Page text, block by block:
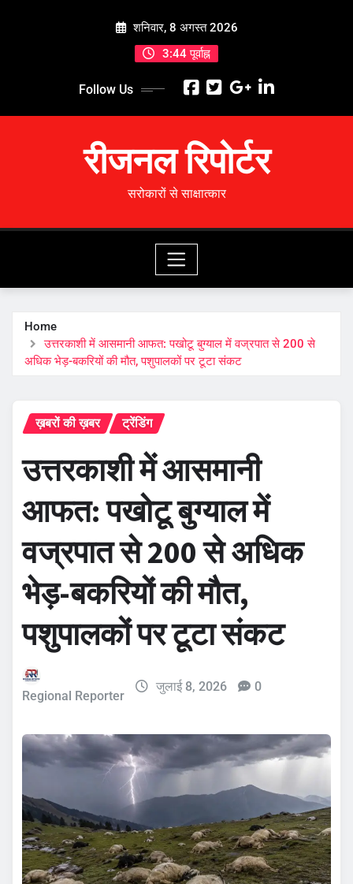
शनिवार, 8 अगस्त 2026
3:44 पूर्वाह्न
Follow Us
रीजनल रिपोर्टर
सरोकारों से साक्षात्कार
Home
उत्तरकाशी में आसमानी आफत: पखोटू बुग्याल में वज्रपात से 200 से
अधिक भेड़-बकरियों की मौत, पशुपालकों पर टूटा संकट
ख़बरों की ख़बर ट्रेंडिंग
उत्तरकाशी में आसमानी
आफत: पखोटू बुग्याल में
वज्रपात से 200 से अधिक
भेड़-बकरियों की मौत,
पशुपालकों पर टूटा संकट
Regional Reporter
जुलाई 8, 2026 0